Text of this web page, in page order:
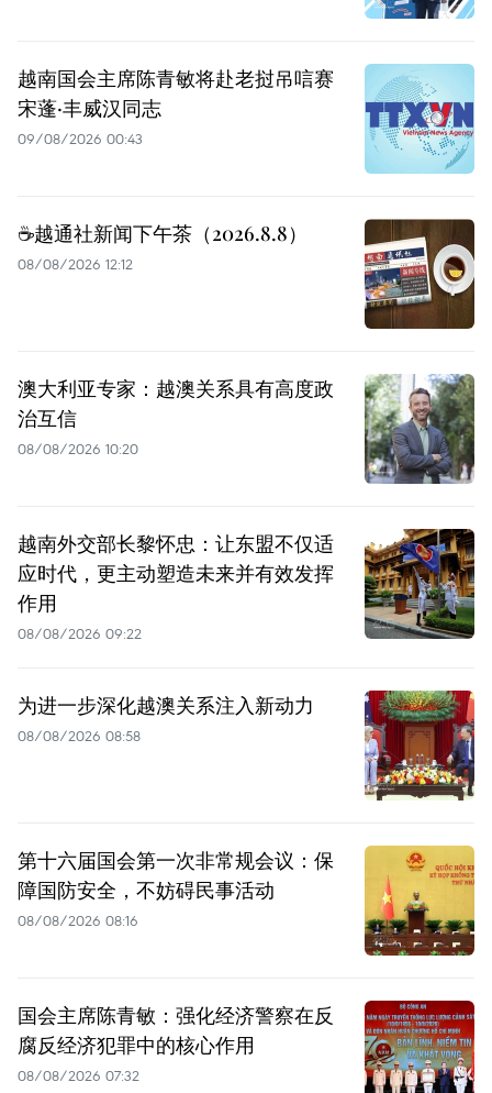
越南国会主席陈青敏将赴老挝吊唁赛
宋蓬·丰威汉同志
09/08/2026 00:43
☕️越通社新闻下午茶（2026.8.8）
08/08/2026 12:12
澳大利亚专家：越澳关系具有高度政
治互信
08/08/2026 10:20
越南外交部长黎怀忠：让东盟不仅适
应时代，更主动塑造未来并有效发挥
作用
08/08/2026 09:22
为进一步深化越澳关系注入新动力
08/08/2026 08:58
第十六届国会第一次非常规会议：保
障国防安全，不妨碍民事活动
08/08/2026 08:16
国会主席陈青敏：强化经济警察在反
腐反经济犯罪中的核心作用
08/08/2026 07:32